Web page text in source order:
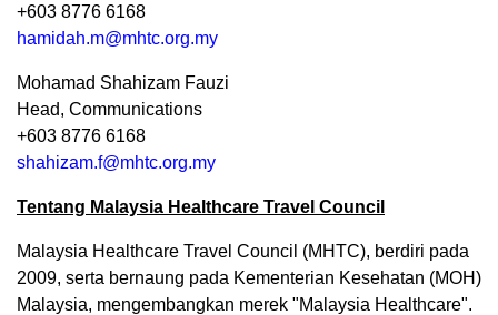
+603 8776 6168
hamidah.m@mhtc.org.my
Mohamad Shahizam Fauzi
Head, Communications
+603 8776 6168
shahizam.f@mhtc.org.my
Tentang Malaysia Healthcare Travel Council
Malaysia Healthcare Travel Council (MHTC), berdiri pada
2009, serta bernaung pada Kementerian Kesehatan (MOH)
Malaysia, mengembangkan merek "Malaysia Healthcare".